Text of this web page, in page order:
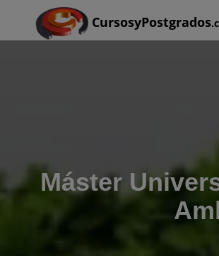
CursosyPostgrados
Máster